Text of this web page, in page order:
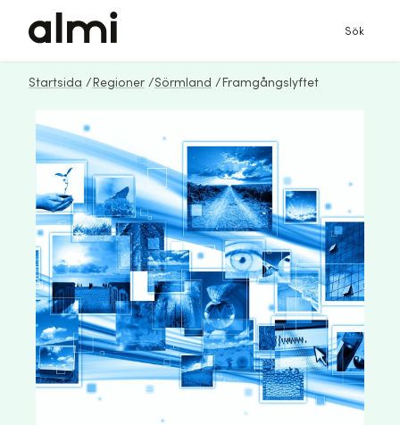
Sök
Startsida / Regioner /Sörmland / Framgångslyftet